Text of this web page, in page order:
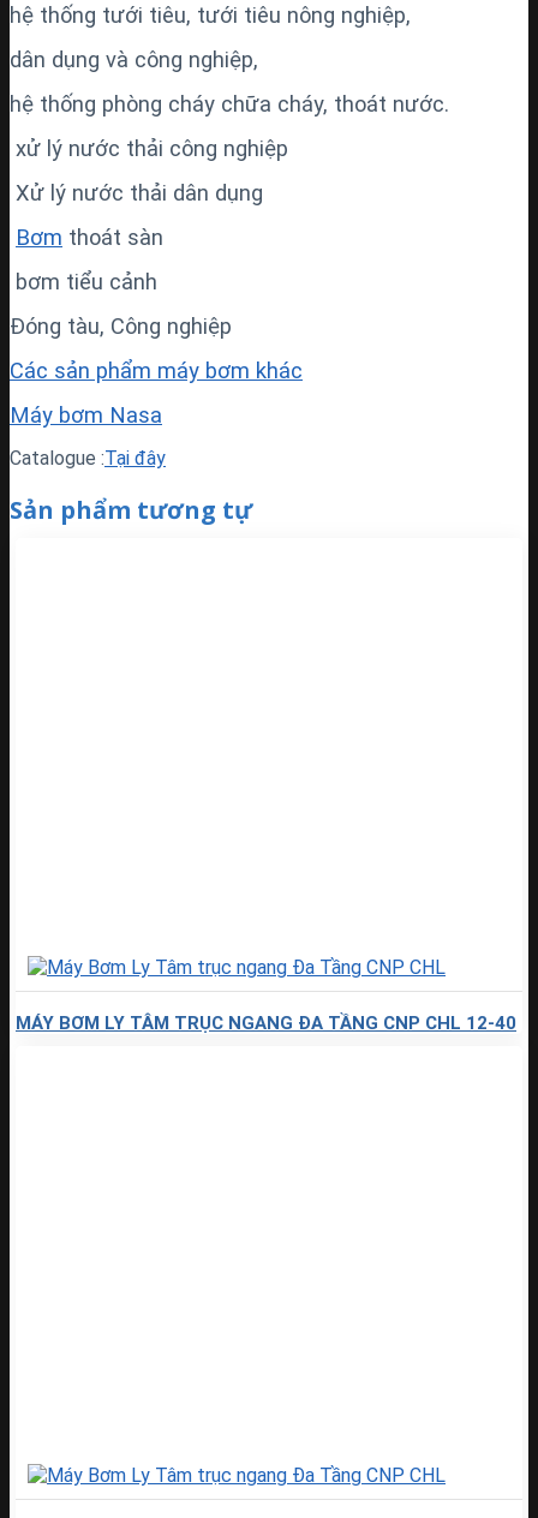
hệ thống tưới tiêu, tưới tiêu nông nghiệp,
dân dụng và công nghiệp,
hệ thống phòng cháy chữa cháy, thoát nước.
xử lý nước thải công nghiệp
Xử lý nước thải dân dụng
Bơm thoát sàn
bơm tiểu cảnh
Đóng tàu, Công nghiệp
Các sản phẩm máy bơm khác
Máy bơm Nasa
Catalogue :Tại đây
Sản phẩm tương tự
MÁY BƠM LY TÂM TRỤC NGANG ĐA TẦNG CNP CHL 12-40